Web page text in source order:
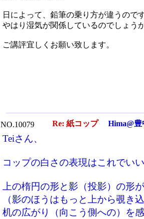
日によって、鉛筆の乗り方が違うので
やはり湿気が関係しているのでしょう
ご講評宜しくお願い致します。
NO.10079 Re: 紙コップ Hima@豊
Teiさん、
コップの白さの表現はこれでい
上の楕円の形と影（投影）の形
（影のほうはもっと上から覗き
机の広がり（向こう側への）を